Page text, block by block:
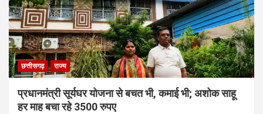
छत्तीसगढ़ राज्य
प्रधानमंत्री सूर्यघर योजना से बचत भी, कमाई भी; अशोक साहू
हर माह बचा रहे 3500 रुपए